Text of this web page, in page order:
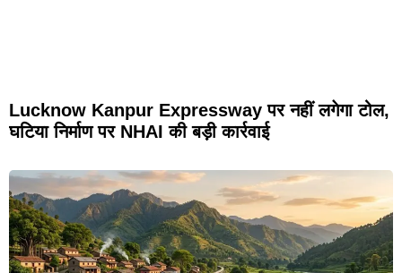
Lucknow Kanpur Expressway पर नहीं लगेगा टोल,
घटिया निर्माण पर NHAI की बड़ी कार्रवाई